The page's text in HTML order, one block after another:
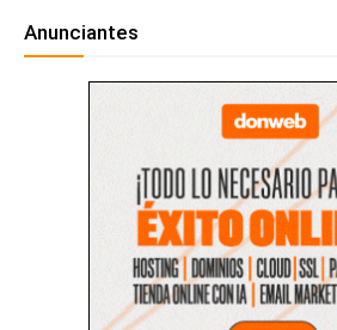
Anunciantes